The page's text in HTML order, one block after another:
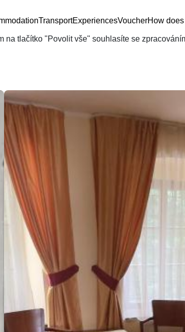
TransportExperiencesVoucherHow
tlačítko "Povolit vše" souhlasíte se